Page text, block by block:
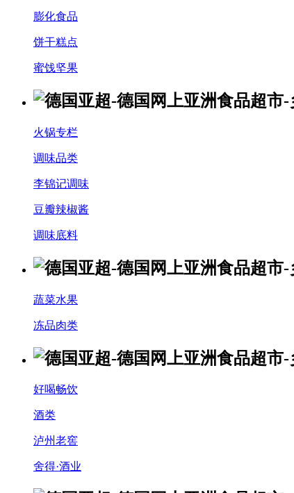
膨化食品
饼干糕点
蜜饯坚果
火锅专栏
调味品类
李锦记调味
豆瓣辣椒酱
调味底料
蔬菜水果
冻品肉类
好喝畅饮
酒类
泸州老窖
舍得·酒业